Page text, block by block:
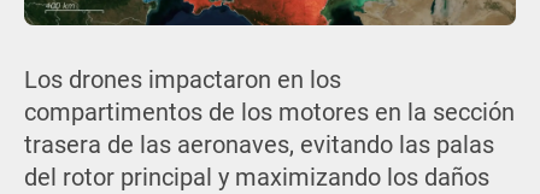
Los drones impactaron en los
compartimentos de los motores en la sección
trasera de las aeronaves, evitando las palas
del rotor principal y maximizando los daños